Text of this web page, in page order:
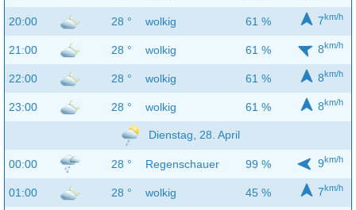
20:00 28 ° wolkig 61 % 7km/h
21:00 28 ° wolkig 61 % 8km/h
22:00 28 ° wolkig 61 % 8km/h
23:00 28 ° wolkig 61 % 8km/h
Dienstag, 28. April
00:00 28 ° Regenschauer 99 % 9km/h
01:00 28 ° wolkig 45 % 7km/h